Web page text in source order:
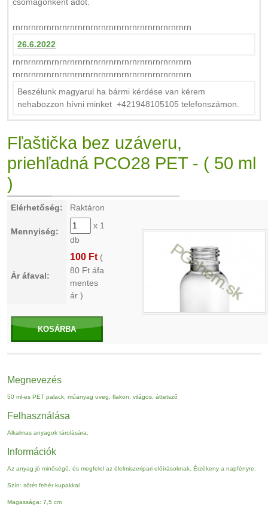
rnrnrnrnrnrnrnrnrnrnrnrnrnrnrnrnrnrnrnrnrnrnrn
26.6.2022
rnrnrnrnrnrnrnrnrnrnrnrnrnrnrnrnrnrnrnrnrnrnrn
rnrnrnrnrnrnrnrnrnrnrnrnrnrnrnrnrnrnrnrnrnrnrn
Beszélunk magyarul ha bármi kérdése van kérem
nehabozzon hívni minket +421948105105 telefonszámon.
Fľaštička bez uzáveru,
priehľadná PCO28 PET - ( 50 ml
)
Elérhetőség: Raktáron
Mennyiség:
x 1
db
Ár áfaval:
100 Ft (
80 Ft áfa
mentes
ár )
KOSÁRBA
Megnevezés
50 ml-es PET palack, műanyag üveg, flakon, világos, áttetsző
Felhasználása
Alkalmas anyagok tárolására.
Információk
Az anyag jó minőségű, és megfelel az élelmiszeripari előírásoknak. Érzékeny a napfényre.
Szín: sötét fehér kupakkal
Magassága: 7,5 cm